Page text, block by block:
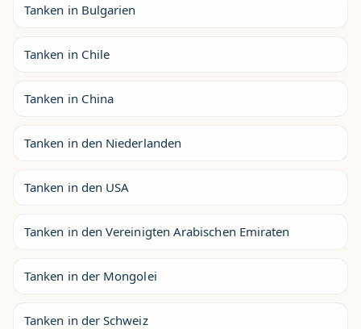
Tanken in Bulgarien
Tanken in Chile
Tanken in China
Tanken in den Niederlanden
Tanken in den USA
Tanken in den Vereinigten Arabischen Emiraten
Tanken in der Mongolei
Tanken in der Schweiz